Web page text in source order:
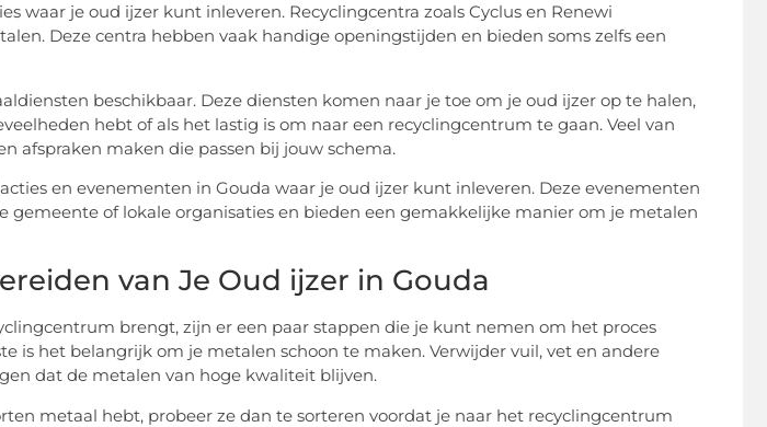
waar je oud ijzer kunt inleveren. Recyclingcentra zoals Cyclus en Renewi
Deze centra hebben vaak handige openingstijden en bieden soms zelfs een
beschikbaar. Deze diensten komen naar je toe om je oud ijzer op te halen,
hebt of als het lastig is om naar een recyclingcentrum te gaan. Veel van
afspraken maken die passen bij jouw schema.
en evenementen in Gouda waar je oud ijzer kunt inleveren. Deze evenementen
gemeente of lokale organisaties en bieden een gemakkelijke manier om je metalen
van Je Oud ijzer in Gouda
brengt, zijn er een paar stappen die je kunt nemen om het proces
is het belangrijk om je metalen schoon te maken. Verwijder vuil, vet en andere
dat de metalen van hoge kwaliteit blijven.
metaal hebt, probeer ze dan te sorteren voordat je naar het recyclingcentrum